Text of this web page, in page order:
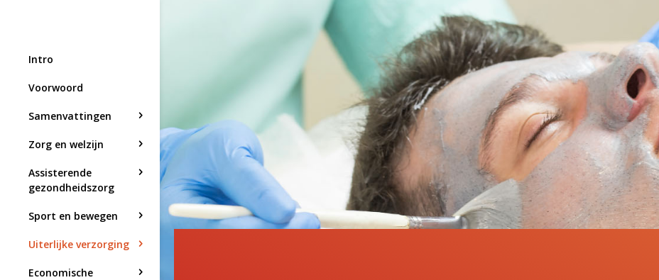
Intro
Voorwoord
Samenvattingen
Zorg en welzijn
Assisterende
gezondheidszorg
Sport en bewegen
Uiterlijke verzorging
Economische